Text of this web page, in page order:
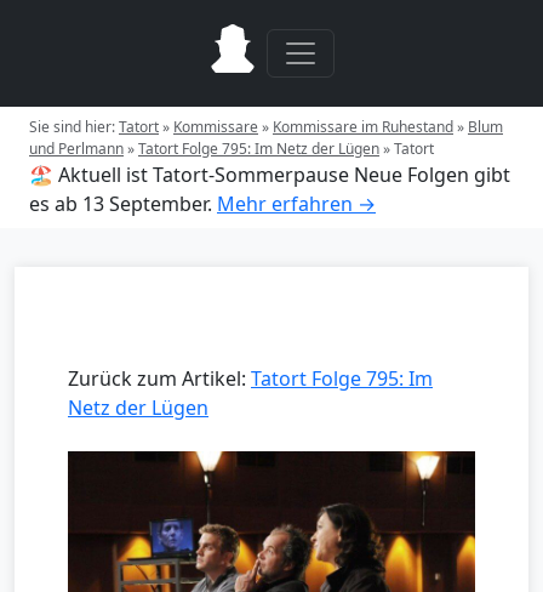
Sie sind hier:Tatort» Kommissare» Kommissare im Ruhestand» Blum
und Perlmann»Tatort Folge 795: Im Netz der Lügen»Tatort
🏖️ Aktuell ist Tatort-Sommerpause Neue Folgen gibt
es ab 13 September. Mehr erfahren →
Zurück zum Artikel: Tatort Folge 795: Im
Netz der Lügen